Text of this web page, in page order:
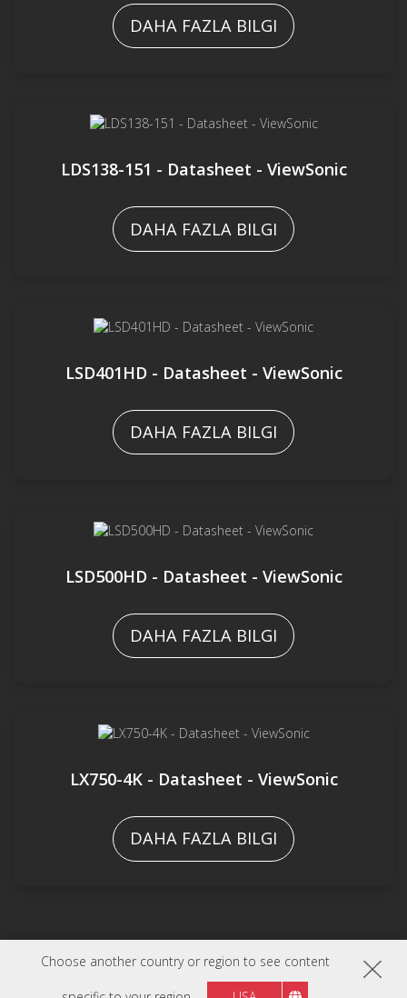
Choose another country or region to see content
DAHA FAZLA BILGI
LDS138-151 - Datasheet - ViewSonic
DAHA FAZLA BILGI
LSD401HD - Datasheet - ViewSonic
DAHA FAZLA BILGI
LSD500HD - Datasheet - ViewSonic
DAHA FAZLA BILGI
LX750-4K - Datasheet - ViewSonic
DAHA FAZLA BILGI